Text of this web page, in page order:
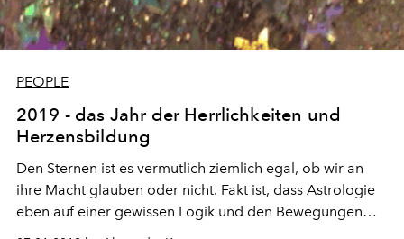
PEOPLE
2019 - das Jahr der Herrlichkeiten und
Herzensbildung
Den Sternen ist es vermutlich ziemlich egal, ob wir an
ihre Macht glauben oder nicht. Fakt ist, dass Astrologie
eben auf einer gewissen Logik und den Bewegungen
der Planeten beruht, sich nicht nur unsere Erde dreht